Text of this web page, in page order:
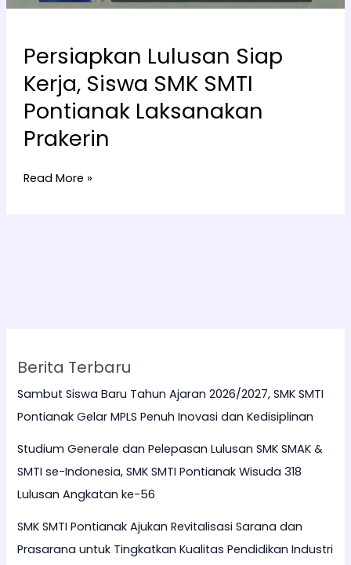
Persiapkan Lulusan Siap
Kerja, Siswa SMK SMTI
Pontianak Laksanakan
Prakerin
Read More »
Berita Terbaru
Sambut Siswa Baru Tahun Ajaran 2026/2027, SMK SMTI
Pontianak Gelar MPLS Penuh Inovasi dan Kedisiplinan
Studium Generale dan Pelepasan Lulusan SMK SMAK &
SMTI se-Indonesia, SMK SMTI Pontianak Wisuda 318
Lulusan Angkatan ke-56
SMK SMTI Pontianak Ajukan Revitalisasi Sarana dan
Prasarana untuk Tingkatkan Kualitas Pendidikan Industri